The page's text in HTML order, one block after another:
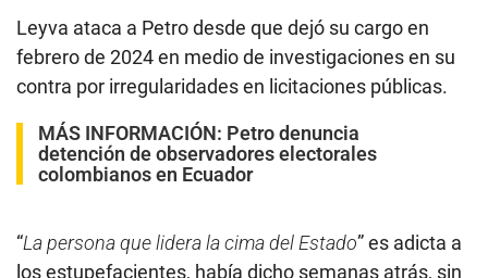
Leyva ataca a Petro desde que dejó su cargo en
febrero de 2024 en medio de investigaciones en su
contra por irregularidades en licitaciones públicas.
MÁS INFORMACIÓN: Petro denuncia
detención de observadores electorales
colombianos en Ecuador
“La persona que lidera la cima del Estado” es adicta a
los estupefacientes, había dicho semanas atrás, sin